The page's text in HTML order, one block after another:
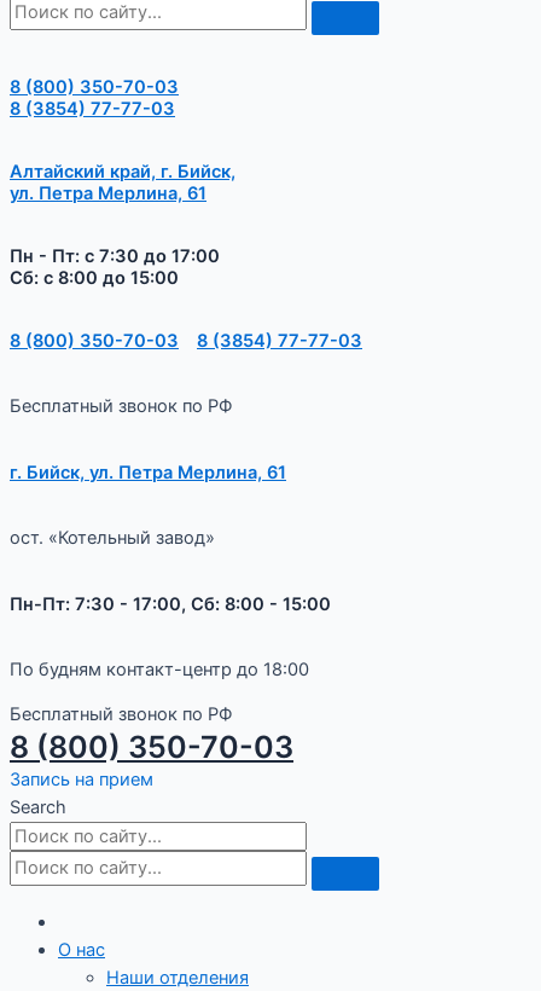
8 (800) 350-70-03
8 (3854) 77-77-03
Алтайский край, г. Бийск,
ул. Петра Мерлина, 61
Пн - Пт: с 7:30 до 17:00
Сб: с 8:00 до 15:00
8 (800) 350-70-03 8 (3854) 77-77-03
Бесплатный звонок по РФ
г. Бийск, ул. Петра Мерлина, 61
ост. «Котельный завод»
Пн-Пт: 7:30 - 17:00, Сб: 8:00 - 15:00
По будням контакт-центр до 18:00
Бесплатный звонок по РФ
8 (800) 350-70-03
Запись на прием
Search
О нас
Наши отделения